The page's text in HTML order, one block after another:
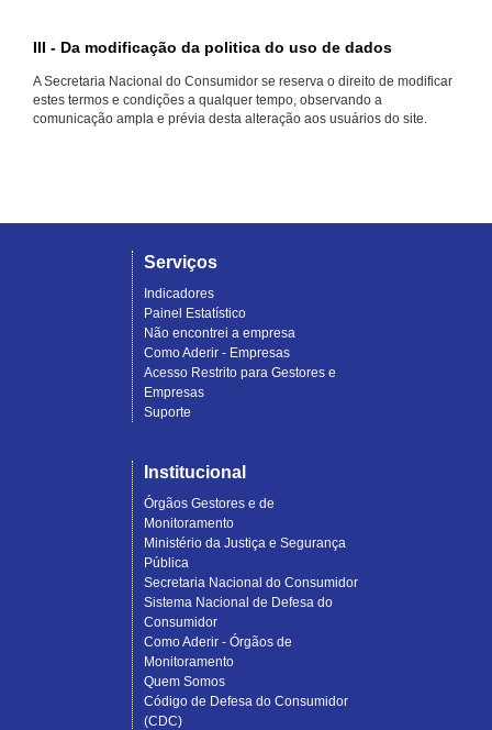
III - Da modificação da politica do uso de dados
A Secretaria Nacional do Consumidor se reserva o direito de modificar
estes termos e condições a qualquer tempo, observando a
comunicação ampla e prévia desta alteração aos usuários do site.
Serviços
Indicadores
Painel Estatístico
Não encontrei a empresa
Como Aderir - Empresas
Acesso Restrito para Gestores e
Empresas
Suporte
Institucional
Órgãos Gestores e de
Monitoramento
Ministério da Justiça e Segurança
Pública
Secretaria Nacional do Consumidor
Sistema Nacional de Defesa do
Consumidor
Como Aderir - Órgãos de
Monitoramento
Quem Somos
Código de Defesa do Consumidor
(CDC)